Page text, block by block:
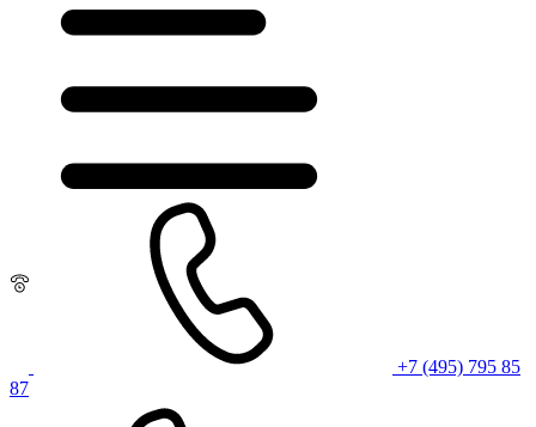
+7 (495) 795 85
87